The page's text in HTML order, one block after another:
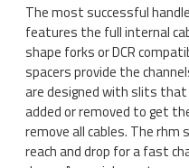
The most successful
features the full internal
shape forks or DCR
spacers provide the
are designed with slits
added or removed to get
remove all cables. The rhm
reach and drop for a fast